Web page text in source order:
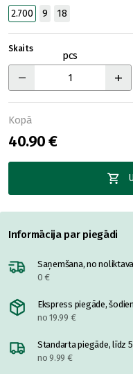
2.700 9 18
Skaits
pcs
Kopā
40.90 €
Informācija par piegādi
Saņemšana, no
0 €
Ekspress piegāde,
no 19.99 €
Standarta piegāde, līdz
no 9.99 €